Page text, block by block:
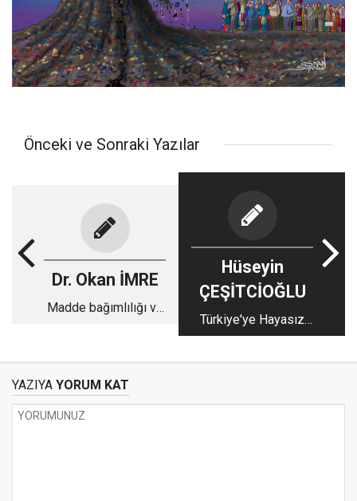
Önceki ve Sonraki Yazılar
Dr. Okan İMRE
Madde bağımlılığı ve
Hüseyin
ÇEŞİTCİOĞLU
Türkiye'ye Hayasız
Saldırılar!
YAZIYA YORUM KAT